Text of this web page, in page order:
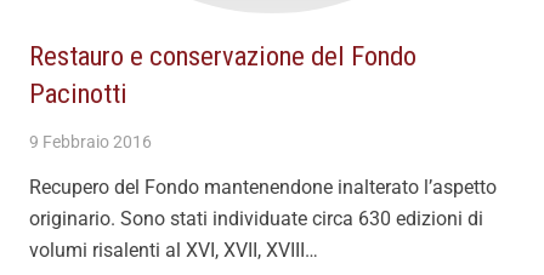
Restauro e conservazione del Fondo
Pacinotti
9 Febbraio 2016
Recupero del Fondo mantenendone inalterato l’aspetto
originario. Sono stati individuate circa 630 edizioni di
volumi risalenti al XVI, XVII, XVIII…